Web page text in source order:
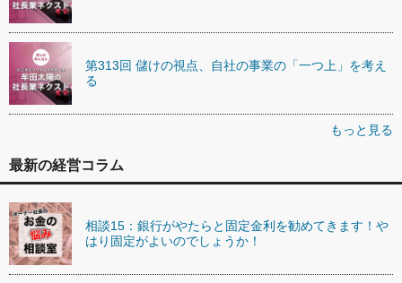
第313回 儲けの視点、自社の事業の「一つ上」を考え
る
もっと見る
最新の経営コラム
相談15：銀行がやたらと固定金利を勧めてきます！や
はり固定がよいのでしょうか！